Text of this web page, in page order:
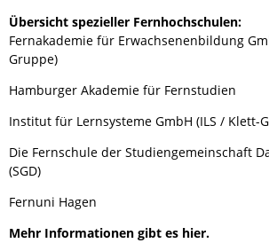
Übersicht spezieller Fernhochschulen:
Fernakademie für Erwachsenenbildung
Gruppe)
Hamburger Akademie für Fernstudien
Institut für Lernsysteme GmbH (ILS / Klett-
Die Fernschule der Studiengemeinschaft
(SGD)
Fernuni Hagen
Mehr Informationen gibt es hier.